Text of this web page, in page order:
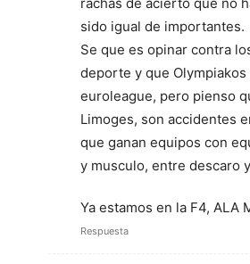
sido igual de importantes.
Se que es opinar contra
deporte y que Olympiakos
euroleague, pero pienso
Limoges, son accidentes
que ganan equipos con
y musculo, entre descaro
Ya estamos en la F4, ALA
Respuesta